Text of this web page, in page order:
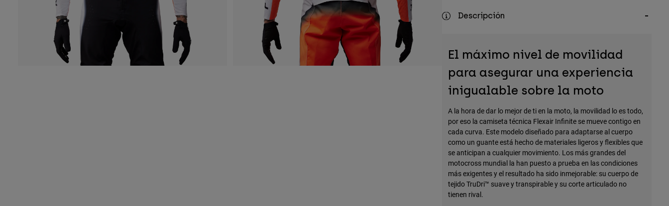
Descripción
El máximo nivel de movilidad
para asegurar una experiencia
inigualable sobre la moto
A la hora de dar lo mejor de ti en la moto, la movilidad lo es todo,
por eso la camiseta técnica Flexair Infinite se mueve contigo en
cada curva. Este modelo diseñado para adaptarse al cuerpo
como un guante está hecho de materiales ligeros y flexibles que
se anticipan a cualquier movimiento. Los más grandes del
motocross mundial la han puesto a prueba en las condiciones
más exigentes y el resultado ha sido inmejorable: su cuerpo de
tejido TruDri™ suave y transpirable y su corte articulado no
tienen rival.